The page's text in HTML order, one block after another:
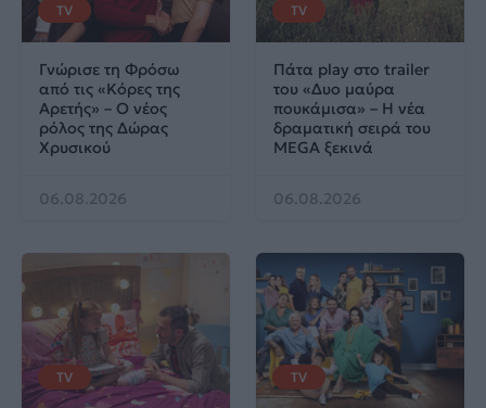
TV
Γνώρισε τη Φρόσω
από τις «Κόρες της
Αρετής» – Ο νέος
ρόλος της Δώρας
Χρυσικού
06.08.2026
TV
Πάτα play στο trailer
του «Δυο μαύρα
πουκάμισα» – Η νέα
δραματική σειρά του
MEGA ξεκινά
06.08.2026
TV TV